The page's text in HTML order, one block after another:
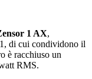
1 AX,
di cui condividono il
è racchiuso un
RMS.